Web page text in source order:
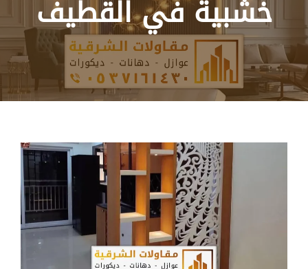
خشبية في القطيف